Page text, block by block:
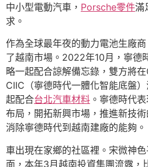
中小型電動汽車， Porsche零件滿
求。
作為全球最年夜的動力電池生廠
了越南市場。2022年10月，寧德
略一起配合諒解備忘錄，雙方將
CIIC（寧德時代一體化智能底盤
起配合台北汽車材料 。寧德時代
布局，開拓新興市場，推進新技
消除寧德時代到越南建廠的能夠。
車出現在家鄉的社區裡。宋微神
面，本年3月越南投資集團流露，